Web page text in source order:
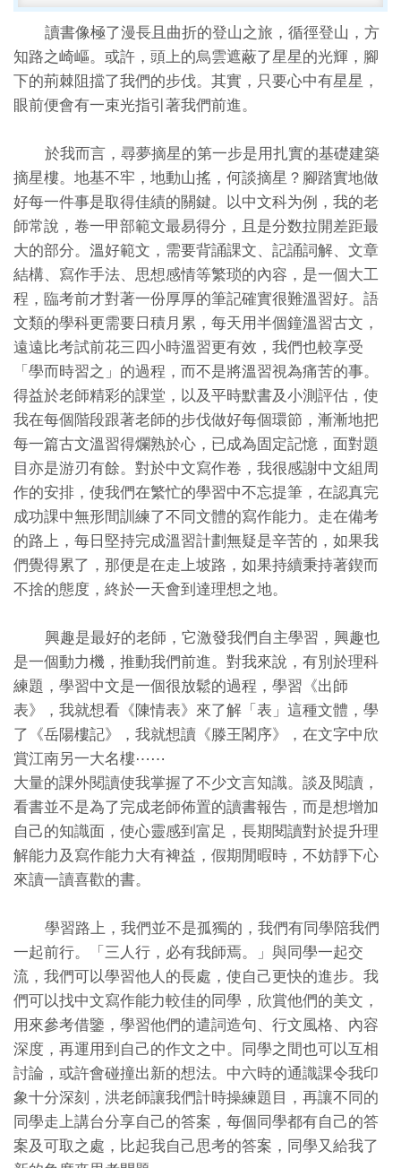
讀書像極了漫長且曲折的登山之旅，循徑登山，方
知路之崎嶇。或許，頭上的烏雲遮蔽了星星的光輝，腳
下的荊棘阻擋了我們的步伐。其實，只要心中有星星，
眼前便會有一束光指引著我們前進。
於我而言，尋夢摘星的第一步是用扎實的基礎建築
摘星樓。地基不牢，地動山搖，何談摘星？腳踏實地做
好每一件事是取得佳績的關鍵。以中文科为例，我的老
師常說，卷一甲部範文最易得分，且是分数拉開差距最
大的部分。溫好範文，需要背誦課文、記誦詞解、文章
結構、寫作手法、思想感情等繁琐的內容，是一個大工
程，臨考前才對著一份厚厚的筆記確實很難溫習好。語
文類的學科更需要日積月累，每天用半個鐘溫習古文，
遠遠比考試前花三四小時溫習更有效，我們也較享受
「學而時習之」的過程，而不是將溫習視為痛苦的事。
得益於老師精彩的課堂，以及平時默書及小測評估，使
我在每個階段跟著老師的步伐做好每個環節，漸漸地把
每一篇古文溫習得爛熟於心，已成為固定記憶，面對題
目亦是游刃有餘。對於中文寫作卷，我很感謝中文組周
作的安排，使我們在繁忙的學習中不忘提筆，在認真完
成功課中無形間訓練了不同文體的寫作能力。走在備考
的路上，每日堅持完成溫習計劃無疑是辛苦的，如果我
們覺得累了，那便是在走上坡路，如果持續秉持著鍥而
不捨的態度，終於一天會到達理想之地。
興趣是最好的老師，它激發我們自主學習，興趣也
是一個動力機，推動我們前進。對我來說，有別於理科
練題，學習中文是一個很放鬆的過程，學習《出師
表》，我就想看《陳情表》來了解「表」這種文體，學
了《岳陽樓記》，我就想讀《滕王閣序》，在文字中欣
賞江南另一大名樓⋯⋯
大量的課外閱讀使我掌握了不少文言知識。談及閱讀，
看書並不是為了完成老師佈置的讀書報告，而是想增加
自己的知識面，使心靈感到富足，長期閱讀對於提升理
解能力及寫作能力大有裨益，假期閒暇時，不妨靜下心
來讀一讀喜歡的書。
學習路上，我們並不是孤獨的，我們有同學陪我們
一起前行。「三人行，必有我師焉。」與同學一起交
流，我們可以學習他人的長處，使自己更快的進步。我
們可以找中文寫作能力較佳的同學，欣賞他們的美文，
用來參考借鑒，學習他們的遣詞造句、行文風格、內容
深度，再運用到自己的作文之中。同學之間也可以互相
討論，或許會碰撞出新的想法。中六時的通識課令我印
象十分深刻，洪老師讓我們計時操練題目，再讓不同的
同學走上講台分享自己的答案，每個同學都有自己的答
案及可取之處，比起我自己思考的答案，同學又給我了